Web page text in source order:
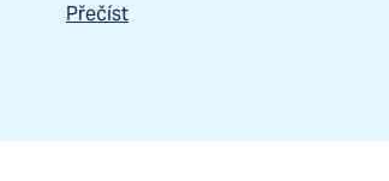
Přečíst